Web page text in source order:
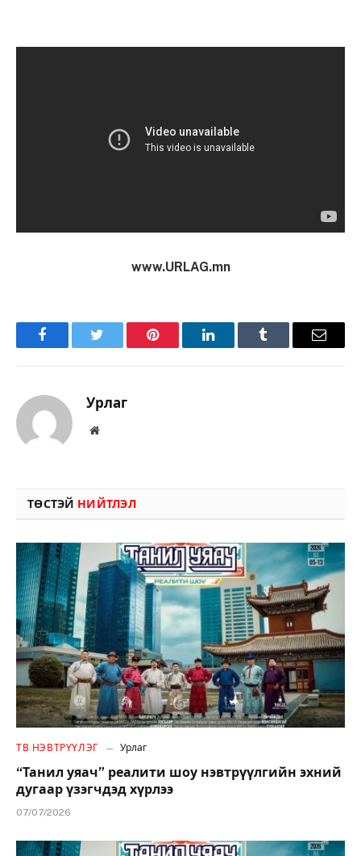
www.URLAG.mn
FacebookTwitter Pinterest LinkedInTumblr Имэйл
Урлаг
Вэбсайт
ТӨСТЭЙ НИЙТЛЭЛ
ТВ НЭВТРҮҮЛЭГ Урлаг
“Танил уяач” реалити шоу нэвтрүүлгийн эхний
дугаар үзэгчдэд хүрлээ
07/07/2026